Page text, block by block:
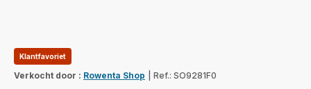
Klantfavoriet
Verkocht door : Rowenta Shop Ref.: SO9281F0